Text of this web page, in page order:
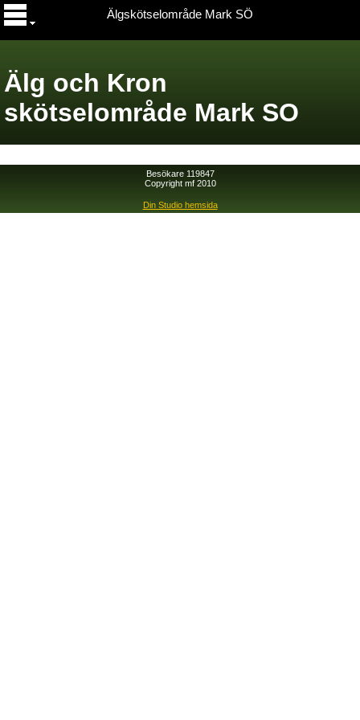
Älg och Kron
skötselområde Mark SO
Älgskötselområde Mark SÖ
Besökare 119847
Copyright mf 2010
Din Studio hemsida